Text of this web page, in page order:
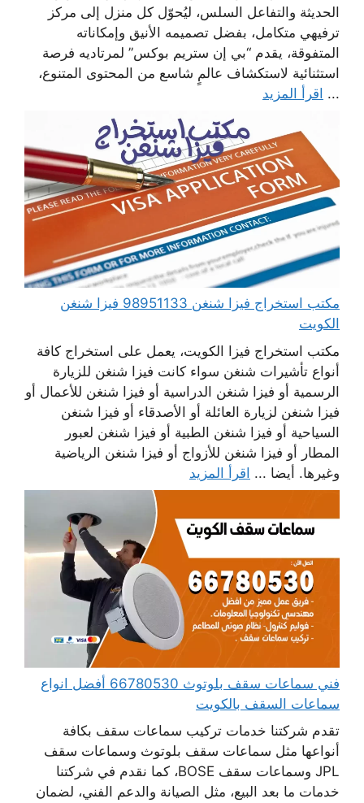
الحديثة والتفاعل السلس، ليُحوّل كل منزل إلى مركز
ترفيهي متكامل، بفضل تصميمه الأنيق وإمكاناته
المتفوقة، يقدم “بي إن ستريم بوكس” لمرتاديه فرصة
استثنائية لاستكشاف عالمٍ شاسع من المحتوى المتنوع،
... اقرأ المزيد
مكتب استخراج فيزا شنغن 98951133 فيزا شنغن
الكويت
مكتب استخراج فيزا الكويت، يعمل على استخراج كافة
أنواع تأشيرات شنغن سواء كانت فيزا شنغن للزيارة
الرسمية أو فيزا شنغن الدراسية أو فيزا شنغن للأعمال أو
فيزا شنغن لزيارة العائلة أو الأصدقاء أو فيزا شنغن
السياحية أو فيزا شنغن الطبية أو فيزا شنغن لعبور
المطار أو فيزا شنغن للأزواج أو فيزا شنغن الرياضية
وغيرها. أيضا ... اقرأ المزيد
فني سماعات سقف بلوتوث 66780530 أفضل انواع
سماعات السقف بالكويت
تقدم شركتنا خدمات تركيب سماعات سقف بكافة
أنواعها مثل سماعات سقف بلوتوث وسماعات سقف
JPL وسماعات سقف BOSE، كما نقدم في شركتنا
خدمات ما بعد البيع، مثل الصيانة والدعم الفني، لضمان